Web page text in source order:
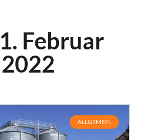
Februar
2022
ALLGEMEIN